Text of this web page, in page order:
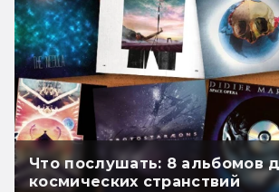
Что послушать: 8 альбомов
космических странствий